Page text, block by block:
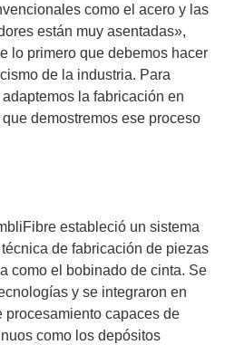
como el acero y las
están muy asentadas»,
lo primero que debemos hacer
de la industria. Para
la fabricación en
demostremos ese proceso
estableció un sistema
de fabricación de piezas
como el bobinado de cinta. Se
y se integraron en
procesamiento capaces de
como los depósitos